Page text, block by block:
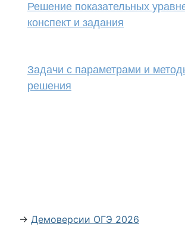
Решение показательных
конспект и задания
Задачи с параметрами и
решения
→ Демоверсии ОГЭ 2026